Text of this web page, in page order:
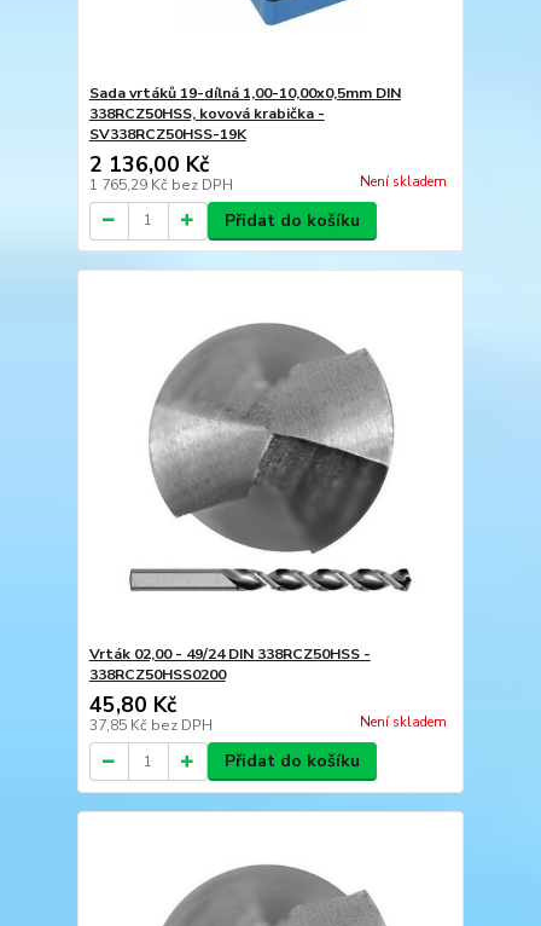
Sada vrtáků 19-dílná 1,00-10,00x0,5mm DIN
338RCZ50HSS, kovová krabička -
SV338RCZ50HSS-19K
2 136,00 Kč
1 765,29 Kč bez DPH Není skladem
Přidat do košíku
Vrták 02,00 - 49/24 DIN 338RCZ50HSS -
338RCZ50HSS0200
45,80 Kč
37,85 Kč bez DPH Není skladem
Přidat do košíku